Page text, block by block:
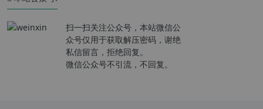
扫一扫关注公众号，本站微信公
众号仅用于获取解压密码，谢绝
私信留言，拒绝回复。
微信公众号不引流，不回复。